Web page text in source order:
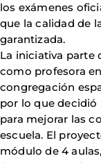
los exámenes
que la calidad de
garantizada.
La iniciativa parte
como profesora
congregación
por lo que
para mejorar las
escuela. El
módulo de 4